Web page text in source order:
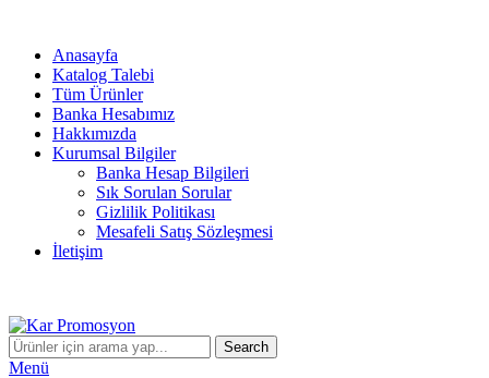
Anasayfa
Katalog Talebi
Tüm Ürünler
Banka Hesabımız
Hakkımızda
Kurumsal Bilgiler
Banka Hesap Bilgileri
Sık Sorulan Sorular
Gizlilik Politikası
Mesafeli Satış Sözleşmesi
İletişim
Search
Menü